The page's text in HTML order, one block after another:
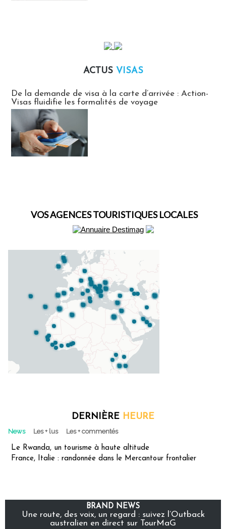
ACTUS VISAS
De la demande de visa à la carte d’arrivée : Action-
Visas fluidifie les formalités de voyage
VOS AGENCES TOURISTIQUES LOCALES
DERNIÈRE HEURE
News Les + lus Les + commentés
Le Rwanda, un tourisme à haute altitude
France, Italie : randonnée dans le Mercantour frontalier
BRAND NEWS
Une route, des voix, un regard : suivez l’Outback
australien en direct sur TourMaG